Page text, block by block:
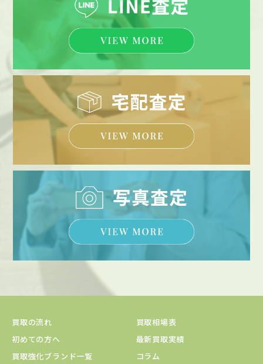
買取の流れ
買取相場表
初めての方へ
最新買取実績
買取強化ブランド一覧
コラム